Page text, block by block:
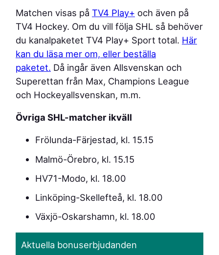
Matchen visas på TV4 Play+ och även på
TV4 Hockey. Om du vill följa SHL så behöver
du kanalpaketet TV4 Play+ Sport total. Här
kan du läsa mer om, eller beställa
paketet. Då ingår även Allsvenskan och
Superettan från Max, Champions League
och Hockeyallsvenskan, m.m.
Övriga SHL-matcher ikväll
Frölunda-Färjestad, kl. 15.15
Malmö-Örebro, kl. 15.15
HV71-Modo, kl. 18.00
Linköping-Skellefteå, kl. 18.00
Växjö-Oskarshamn, kl. 18.00
Aktuella bonuserbjudanden